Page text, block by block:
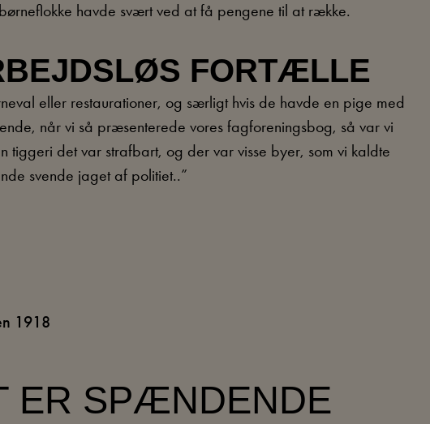
havde svært ved at få pengene til at række.
FORTÆLLE
eller restaurationer, og særligt hvis de havde en pige med
når vi så præsenterede vores fagforeningsbog, så var vi
tiggeri det var strafbart, og der var visse byer, som vi kaldte
svende jaget af politiet..”
1918
ER SPÆNDENDE